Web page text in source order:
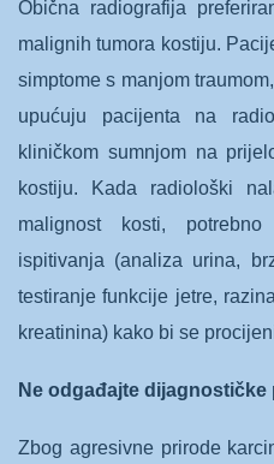
Obična radiografija
malignih tumora kostiju.
simptome s manjom
upućuju pacijenta na
kliničkom sumnjom na
kostiju. Kada radiološki
malignost kosti,
ispitivanja (analiza urina,
testiranje funkcije jetre,
kreatinina) kako bi se
Ne odgađajte dijagnostičke
Zbog agresivne prirode